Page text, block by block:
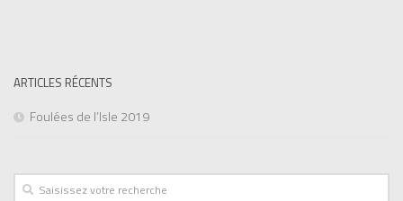
ARTICLES RÉCENTS
Foulées de l’Isle 2019